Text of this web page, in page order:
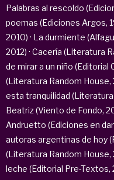
Palabras al rescoldo
poemas (Ediciones Argos,
2010) · La durmiente
2012) · Cacería (Literatura
de mirar a un niño (Editorial
(Literatura Random House,
esta tranquilidad (Literatura
Beatriz (Viento de Fondo,
Andruetto (Ediciones en
autoras argentinas de hoy
(Literatura Random House,
leche (Editorial Pre-Textos,